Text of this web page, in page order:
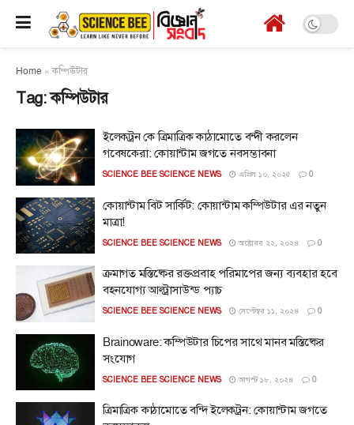
Home »কম্পিউটার
Tag:কম্পিউটার
ইলেকট্রন কে ত্রিমাত্রিক কাঠামোতে বন্দী করলেন
গবেষকেরা: কোয়ান্টাম জগতে নবসম্ভাবনা
SCIENCE BEE SCIENCE NEWS এপ্রিল ১০, ২০২৫ 0
কোয়ান্টাম বিট সার্কিট: কোয়ান্টাম কম্পিউটার এর নতুন
মাত্রা!
SCIENCE BEE SCIENCE NEWS অক্টোবর ২২, ২০২৪ 0
ক্রমাগত মস্তিষ্কের রক্তপ্রবাহ পরিমাপের জন্য ব্যবহার হবে
বহনযোগ্য আল্ট্রাসাউন্ড প্যাচ
SCIENCE BEE SCIENCE NEWS সেপ্টেম্বর ১১, ২০২৪ 0
Brainoware: কম্পিউটার চিপের সাথে মানব মস্তিষ্কের
সংযোগ
SCIENCE BEE SCIENCE NEWS আগস্ট ১৮, ২০২৪ 0
ত্রিমাত্রিক কাঠামোতে বন্দি ইলেকট্রন: কোয়ান্টাম জগতে